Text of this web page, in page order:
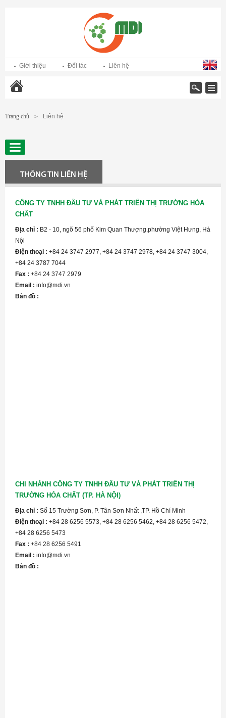
Giới thiệu Đối tác Liên hệ
Trang chủ > Liên hệ
THÔNG TIN LIÊN HỆ
CÔNG TY TNHH ĐẦU TƯ VÀ PHÁT TRIỂN THỊ TRƯỜNG HÓA
CHẤT
Địa chỉ : B2 - 10, ngõ 56 phố Kim Quan Thượng,phường Việt Hưng, Hà
Nội
Điện thoại : +84 24 3747 2977, +84 24 3747 2978, +84 24 3747 3004,
+84 24 3787 7044
Fax : +84 24 3747 2979
Email : info@mdi.vn
Bản đồ :
CHI NHÁNH CÔNG TY TNHH ĐẦU TƯ VÀ PHÁT TRIỂN THỊ
TRƯỜNG HÓA CHẤT (TP. HÀ NỘI)
Địa chỉ : Số 15 Trường Sơn, P. Tân Sơn Nhất ,TP. Hồ Chí Minh
Điện thoại : +84 28 6256 5573, +84 28 6256 5462, +84 28 6256 5472,
+84 28 6256 5473
Fax : +84 28 6256 5491
Email : info@mdi.vn
Bản đồ :